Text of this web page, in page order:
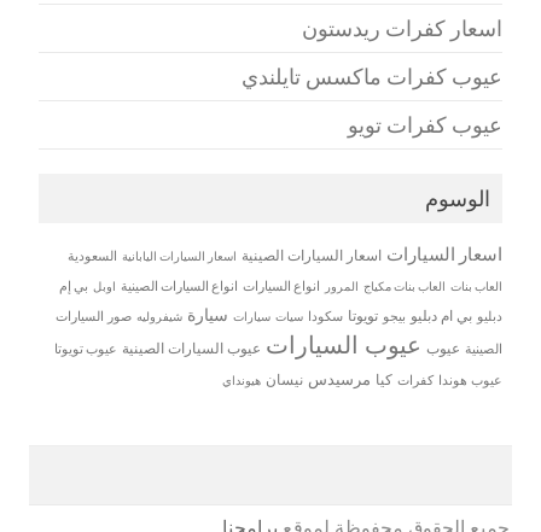
اسعار كفرات ريدستون
عيوب كفرات ماكسس تايلندي
عيوب كفرات تويو
الوسوم
اسعار السيارات اسعار السيارات الصينية اسعار السيارات اليابانية السعودية
العاب بنات العاب بنات مكياج المرور انواع السيارات انواع السيارات الصينية اوبل بي إم
دبليو بي ام دبليو بيجو تويوتا سكودا سيات سيارات سيارة شيفروليه صور السيارات
الصينية عيوب عيوب السيارات عيوب السيارات الصينية عيوب تويوتا
عيوب هوندا كفرات كيا مرسيدس نيسان هيونداي
جميع الحقوق محفوظة لموقع برامجنا